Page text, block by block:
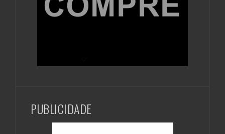
PUBLICIDADE